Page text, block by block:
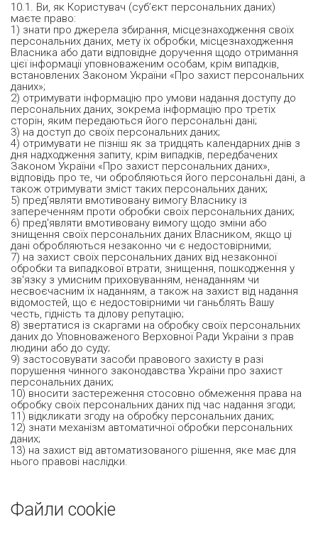
10.1. Ви, як Користувач (суб’єкт персональних даних)
маєте право:
1) знати про джерела збирання, місцезнаходження своїх
персональних даних, мету їх обробки, місцезнаходження
Власника або дати відповідне доручення щодо отримання
цієї інформації уповноваженим особам, крім випадків,
встановлених Законом України «Про захист персональних
даних»;
2) отримувати інформацію про умови надання доступу до
персональних даних, зокрема інформацію про третіх
сторін, яким передаються його персональні дані;
3) на доступ до своїх персональних даних;
4) отримувати не пізніш як за тридцять календарних днів з
дня надходження запиту, крім випадків, передбачених
Законом України «Про захист персональних даних»,
відповідь про те, чи обробляються його персональні дані, а
також отримувати зміст таких персональних даних;
5) пред’являти вмотивовану вимогу Власнику із
запереченням проти обробки своїх персональних даних;
6) пред'являти вмотивовану вимогу щодо зміни або
знищення своїх персональних даних Власником, якщо ці
дані обробляються незаконно чи є недостовірними;
7) на захист своїх персональних даних від незаконної
обробки та випадкової втрати, знищення, пошкодження у
зв'язку з умисним приховуванням, ненаданням чи
несвоєчасним їх наданням, а також на захист від надання
відомостей, що є недостовірними чи ганьблять Вашу
честь, гідність та ділову репутацію;
8) звертатися із скаргами на обробку своїх персональних
даних до Уповноваженого Верховної Ради України з прав
людини або до суду;
9) застосовувати засоби правового захисту в разі
порушення чинного законодавства України про захист
персональних даних;
10) вносити застереження стосовно обмеження права на
обробку своїх персональних даних під час надання згоди;
11) відкликати згоду на обробку персональних даних;
12) знати механізм автоматичної обробки персональних
даних;
13) на захист від автоматизованого рішення, яке має для
нього правові наслідки.
Файли cookie